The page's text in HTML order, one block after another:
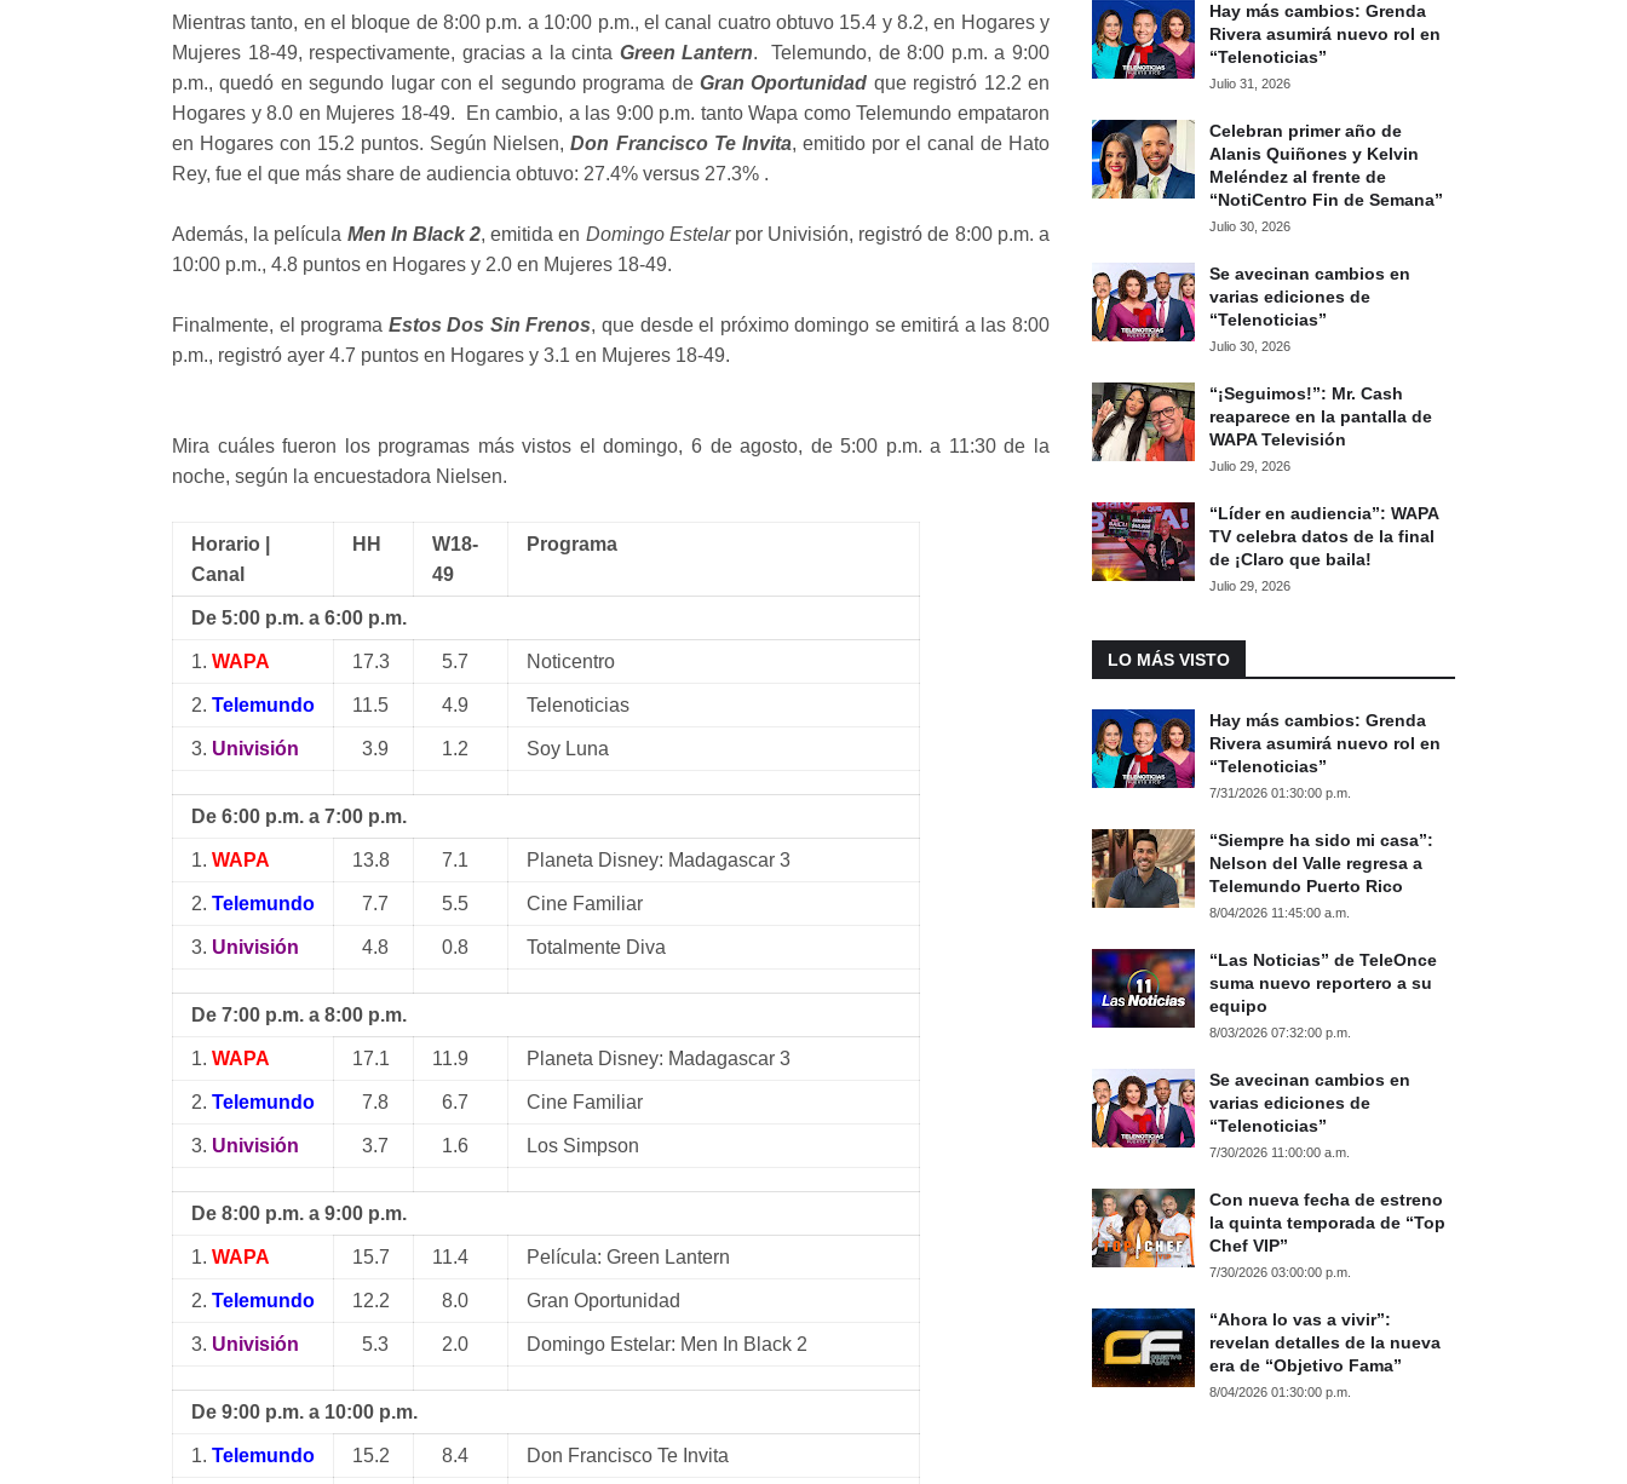
Mientras tanto, en el bloque de 8:00 p.m. a 10:00 p.m., el canal cuatro obtuvo 15.4 y 8.2, en Hogares y
Mujeres 18-49, respectivamente, gracias a la cinta Green Lantern. Telemundo, de 8:00 p.m. a 9:00
p.m., quedó en segundo lugar con el segundo programa de Gran Oportunidad que registró 12.2 en
Hogares y 8.0 en Mujeres 18-49. En cambio, a las 9:00 p.m. tanto Wapa como Telemundo empataron
en Hogares con 15.2 puntos. Según Nielsen,Don Francisco Te Invita, emitido por el canal de Hato
Rey, fue el que más share de audiencia obtuvo: 27.4% versus 27.3% .
Además, la película Men In Black 2, emitida en Domingo Estelarpor Univisión, registró de 8:00 p.m. a
10:00 p.m., 4.8 puntos en Hogares y 2.0 en Mujeres 18-49.
Finalmente, el programa Estos Dos Sin Frenos, que desde el próximo domingo se emitirá a las 8:00
p.m., registró ayer 4.7 puntos en Hogares y 3.1 en Mujeres 18-49.
Mira cuáles fueron los programas más vistos el domingo, 6 de agosto, de 5:00 p.m. a 11:30 de la
noche, según la encuestadora Nielsen.
Horario |
Canal
HH
W18-
49
Programa
De 5:00 p.m. a 6:00 p.m.
1. WAPA 17.3 5.7 Noticentro
2. Telemundo 11.5 4.9 Telenoticias
3. Univisión 3.9 1.2 Soy Luna
De 6:00 p.m. a 7:00 p.m.
1. WAPA 13.8 7.1 Planeta Disney: Madagascar 3
2. Telemundo 7.7 5.5 Cine Familiar
3. Univisión 4.8 0.8 Totalmente Diva
De 7:00 p.m. a 8:00 p.m.
1. WAPA 17.1 11.9 Planeta Disney: Madagascar 3
2. Telemundo 7.8 6.7 Cine Familiar
3. Univisión 3.7 1.6 Los Simpson
De 8:00 p.m. a 9:00 p.m.
1. WAPA 15.7 11.4 Película: Green Lantern
2. Telemundo 12.2 8.0 Gran Oportunidad
3. Univisión 5.3 2.0 Domingo Estelar: Men In Black 2
De 9:00 p.m. a 10:00 p.m.
1. Telemundo 15.2 8.4 Don Francisco Te Invita
Hay más cambios: Grenda
Rivera asumirá nuevo rol en
“Telenoticias”
Julio 31, 2026
Celebran primer año de
Alanis Quiñones y Kelvin
Meléndez al frente de
“NotiCentro Fin de Semana”
Julio 30, 2026
Se avecinan cambios en
varias ediciones de
“Telenoticias”
Julio 30, 2026
“¡Seguimos!”: Mr. Cash
reaparece en la pantalla de
WAPA Televisión
Julio 29, 2026
“Líder en audiencia”: WAPA
TV celebra datos de la final
de ¡Claro que baila!
Julio 29, 2026
LO MÁS VISTO
Hay más cambios: Grenda
Rivera asumirá nuevo rol en
“Telenoticias”
7/31/2026 01:30:00 p.m.
“Siempre ha sido mi casa”:
Nelson del Valle regresa a
Telemundo Puerto Rico
8/04/2026 11:45:00 a.m.
“Las Noticias” de TeleOnce
suma nuevo reportero a su
equipo
8/03/2026 07:32:00 p.m.
Se avecinan cambios en
varias ediciones de
“Telenoticias”
7/30/2026 11:00:00 a.m.
Con nueva fecha de estreno
la quinta temporada de “Top
Chef VIP”
7/30/2026 03:00:00 p.m.
“Ahora lo vas a vivir”:
revelan detalles de la nueva
era de “Objetivo Fama”
8/04/2026 01:30:00 p.m.